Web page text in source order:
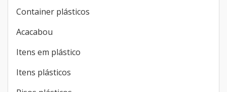
Container plásticos
Acacabou
Itens em plástico
Itens plásticos